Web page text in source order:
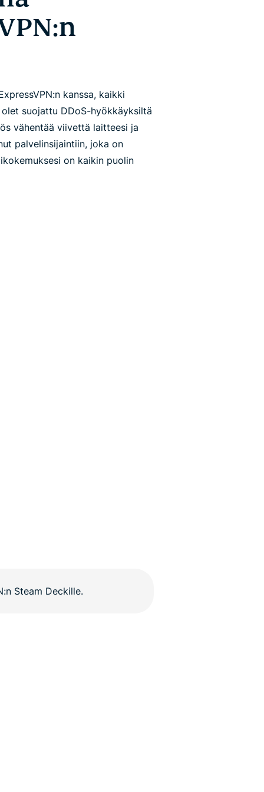
kanssa, kaikki
suojattu DDoS-hyökkäyksiltä
vähentää viivettä laitteesi ja
palvelinsijaintiin, joka on
on kaikin puolin